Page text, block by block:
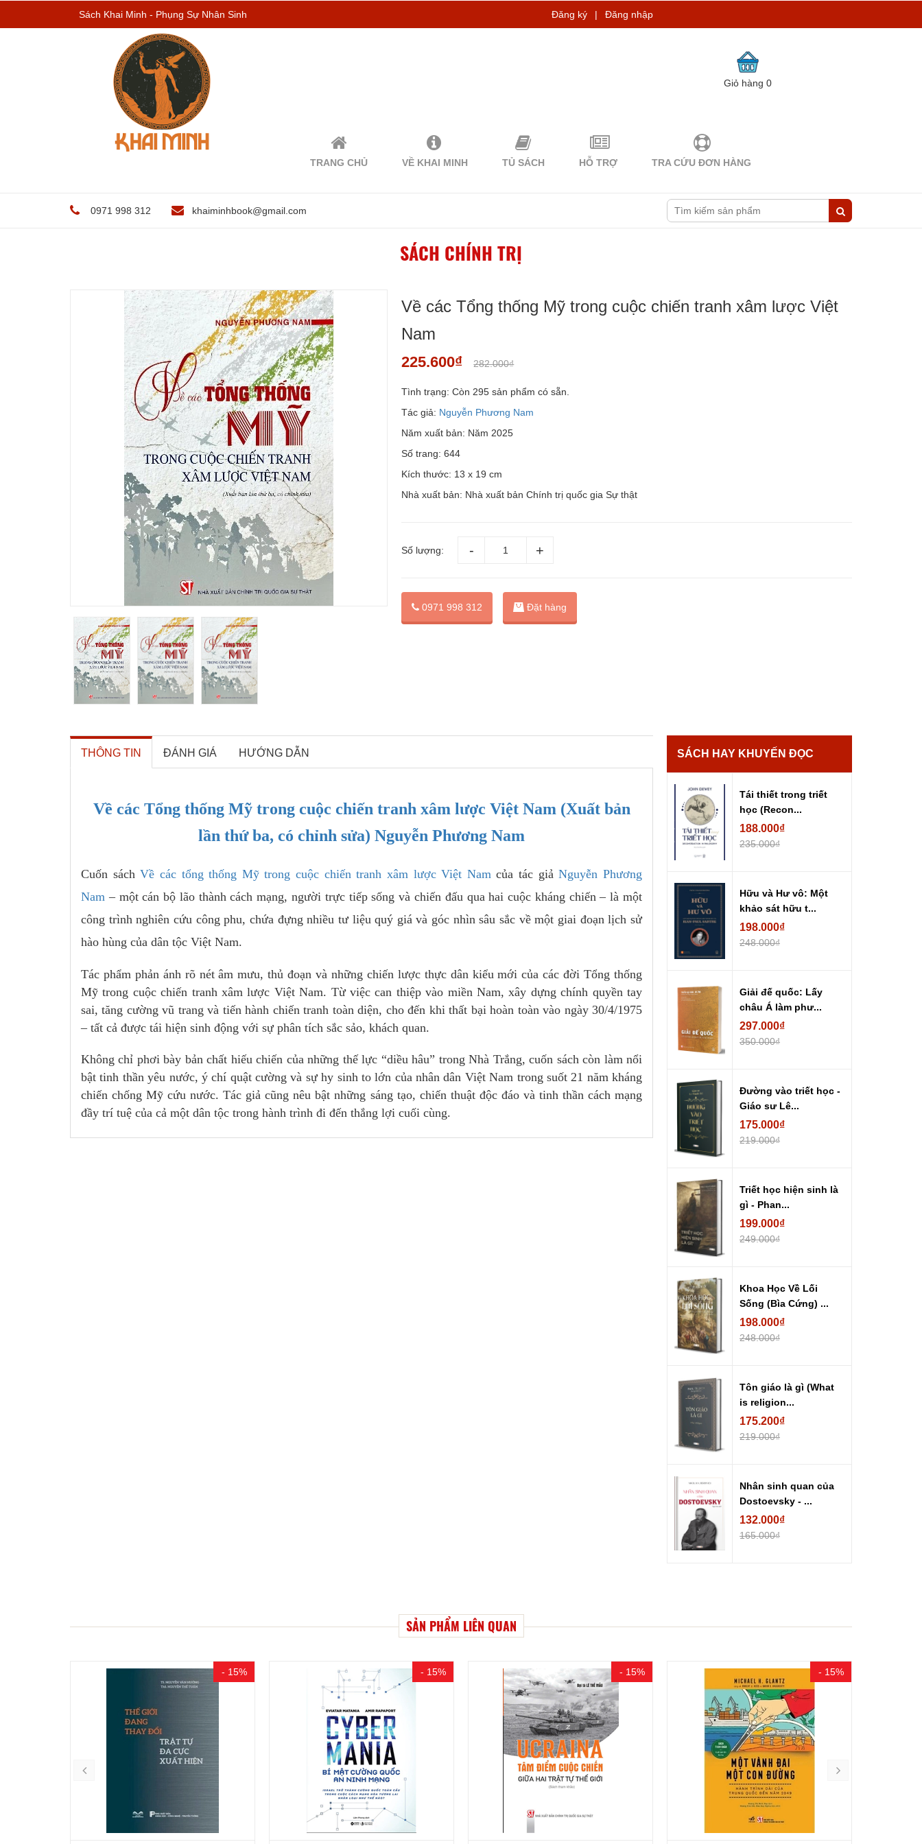
Sách Khai Minh - Phụng Sự Nhân Sinh Đăng ký | Đăng nhập
Giỏ hàng0
TRANG CHỦ VỀ KHAI MINH TỦ SÁCH HỖ TRỢ TRA CỨU ĐƠN HÀNG
0971 998 312 khaiminhbook@gmail.com
SÁCH CHÍNH TRỊ
Về các Tổng thống Mỹ trong cuộc chiến tranh xâm lược Việt
Nam
225.600₫ 282.000₫
Tình trạng: Còn 295 sản phẩm có sẵn.
Tác giả: Nguyễn Phương Nam
Năm xuất bản: Năm 2025
Số trang: 644
Kích thước: 13 x 19 cm
Nhà xuất bản: Nhà xuất bản Chính trị quốc gia Sự thật
Số lượng:
0971 998 312 Đặt hàng
THÔNG TIN ĐÁNH GIÁ HƯỚNG DẪN
Về các Tổng thống Mỹ trong cuộc chiến tranh xâm lược Việt Nam (Xuất bản
lần thứ ba, có chỉnh sửa) Nguyễn Phương Nam
Cuốn sách Về các tổng thống Mỹ trong cuộc chiến tranh xâm lược Việt Nam của tác giảNguyễn Phương
Nam – một cán bộ lão thành cách mạng, người trực tiếp sống và chiến đấu qua hai cuộc kháng chiến – là một
công trình nghiên cứu công phu, chứa đựng nhiều tư liệu quý giá và góc nhìn sâu sắc về một giai đoạn lịch sử
hào hùng của dân tộc Việt Nam.
Tác phẩm phản ánh rõ nét âm mưu, thủ đoạn và những chiến lược thực dân kiểu mới của các đời Tổng thống
Mỹ trong cuộc chiến tranh xâm lược Việt Nam. Từ việc can thiệp vào miền Nam, xây dựng chính quyền tay
sai, tăng cường vũ trang và tiến hành chiến tranh toàn diện, cho đến khi thất bại hoàn toàn vào ngày 30/4/1975
– tất cả được tái hiện sinh động với sự phân tích sắc sảo, khách quan.
Không chỉ phơi bày bản chất hiếu chiến của những thế lực “diều hâu” trong Nhà Trắng, cuốn sách còn làm nổi
bật tinh thần yêu nước, ý chí quật cường và sự hy sinh to lớn của nhân dân Việt Nam trong suốt 21 năm kháng
chiến chống Mỹ cứu nước. Tác giả cũng nêu bật những sáng tạo, chiến thuật độc đáo và tinh thần cách mạng
đầy trí tuệ của cả một dân tộc trong hành trình đi đến thắng lợi cuối cùng.
SÁCH HAY KHUYẾN ĐỌC
Tái thiết trong triết
học (Recon...
188.000₫
235.000₫
Hữu và Hư vô: Một
khảo sát hữu t...
198.000₫
248.000₫
Giải đế quốc: Lấy
châu Á làm phư...
297.000₫
350.000₫
Đường vào triết học -
Giáo sư Lê...
175.000₫
219.000₫
Triết học hiện sinh là
gì - Phan...
199.000₫
249.000₫
Khoa Học Về Lối
Sống (Bìa Cứng) ...
198.000₫
248.000₫
Tôn giáo là gì (What
is religion...
175.200₫
219.000₫
Nhân sinh quan của
Dostoevsky - ...
132.000₫
165.000₫
SẢN PHẨM LIÊN QUAN
- 15% - 15% - 15% - 15%